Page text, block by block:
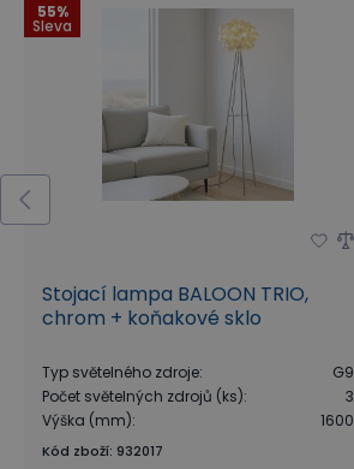
55%
Sleva
Stojací lampa BALOON TRIO,
chrom + koňakové sklo
Typ světelného zdroje:
G9
Počet světelných zdrojů (ks):
3
Výška (mm): 1600
Kód zboží: 932017